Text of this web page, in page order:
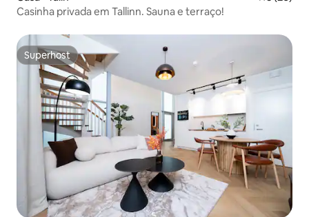
Casinha privada em Tallinn. Sauna e terraço!
Superhost
Superhost